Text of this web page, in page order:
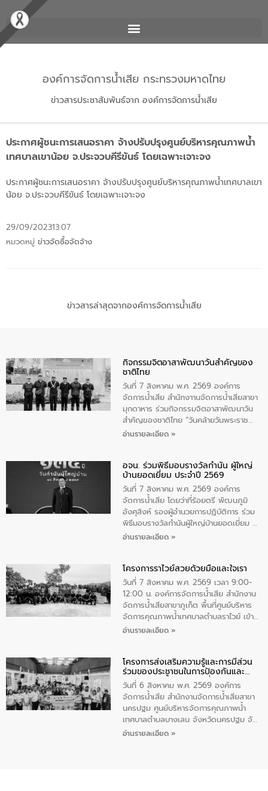
องค์การจัดการน้ำเสีย กระทรวงมหาดไทย
ข่าวสารประชาสัมพันธ์จาก องค์การจัดการน้ำเสีย
ประกาศผู้ชนะการเสนอราคา จ้างปรับปรุงศูนย์บริหารคุณภาพน้ำ
เทศบาลเขาน้อย จ.ประจวบคีรีขันธ์ โดยเฉพาะเจาะจง
ประกาศผู้ชนะการเสนอราคา จ้างปรับปรุงศูนย์บริหารคุณภาพน้ำเทศบาลเขา
น้อย จ.ประจวบคีรีขันธ์ โดยเฉพาะเจาะจง
29/09/202313:07
หมวดหมู่ ข่าวจัดซื้อจัดจ้าง
ข่าวสารล่าสุดจากองค์การจัดการน้ำเสีย
กิจกรรมจิตอาสาพัฒนาวันสําคัญของ
ชาติไทย
วันที่ 7 สิงหาคม พ.ศ. 2569 องค์การ
จัดการน้ำเสีย สำนักงาานจัดการน้ำเสียสาขา
มุกดาหาร ร่วมกิจกรรมจิตอาสาพัฒนาวัน
สําคัญของชาติไทย “วันคล้ายวันพระราช
สมภพ สมเด็จพระนางเจ้าสิริกิติ์พระบรม
ทิพย์คำ รองผู้ว่าราชการจังหวัดมุกดาหาร
เป็นประธานในพิธี ณ เรือนจําชั่วคราวนาโสก
ตําบลนาโสก อําเภอเมืองมุกดาหาร จังหวัด
มุกดาหาร โดยในกิจกรรมได้ร่วมปลูกป่า และ
ทําความสะอาดภายในบริเวณ จัดกิจกรรม
เพื่อถวายเป็นพระราชกุศล สมเด็จพระนาง
เจ้าสิริกิติ์พระบรมราชินีนาถ พระบรมราช
อ่านรายละเอียด »
อจน. ร่วมพิธีมอบรางวัลกำนัน ผู้ใหญ่
บ้านยอดเยี่ยม ประจำปี 2569
วันที่ 7 สิงหาคม พ.ศ. 2569 องค์การ
จัดการน้ำเสีย โดยว่าที่ร้อยตรี พัฒนภูมิ
อังศุสิงห์ รองผู้อำนวยการปฏิบัติการ ร่วม
พิธีมอบรางวัลกำนันผู้ใหญ่บ้านยอดเยี่ยม ณ
ทำเนียบรัฐบาล โดยมีนายอนุทิน ชาญวีรกูล
ทองคำและประกาศเกียรติคุณให้แก่ กำนัน
ผู้ใหญ่บ้านยอดเยี่ยม พร้อมกล่าวชื่นชม ให้
โอวาท และมอบนโยบาย
อ่านรายละเอียด »
โครงการราไวย์สวยด้วยมือและใจเรา
วันที่ 7 สิงหาคม พ.ศ. 2569 เวลา 9:00-
12:00 น. องค์การจัดการน้ำเสีย สำนักงาน
จัดการน้ำเสียสาขาภูเก็ต พื้นที่ศูนย์บริหาร
จัดการคุณภาพน้ำเทศบาลตำบลราไวย์ เข้า
ร่วมโครงการราไวย์สวยด้วยมือและใจเรา
ประชาชน ตัวแทนจากโรงแรมต่างๆ ในเขต
เทศบาลตำบลราไวย์ ศูนย์บริหารจัดการ
คุณภาพน้ำเทศบาลตำบลราไวย์ นำโดยนาย
น้อย แก้วเศษ ผู้จัดการสำนักงานจัดการน้ำ
เสียสาขาภูเก็ต พร้อมด้วยเจ้าหน้าที่ จำนวน
5 คน ร่วมทำกิจกรรม ทำความสะอาด
ชายหาดและแหล่งท่องเที่ยว ณ บริเวณ
อ่านรายละเอียด »
โครงการส่งเสริมความรู้และการมีส่วน
ร่วมของประชาชนในการป้องกันและ
แก้ไขปัญหาน้ำเสียอย่างยั่งยืน
วันที่ 6 สิงหาคม พ.ศ. 2569 องค์การ
จัดการน้ำเสีย สำนักงานจัดการน้ำเสียสาขา
นครปฐม ศูนย์บริหารจัดการคุณภาพน้ำ
เทศบาลตำบลบางเลน จังหวัดนครปฐม จัด
กิจกรรมภายใต้โครงการส่งเสริมความรู้และ
อ่านรายละเอียด »